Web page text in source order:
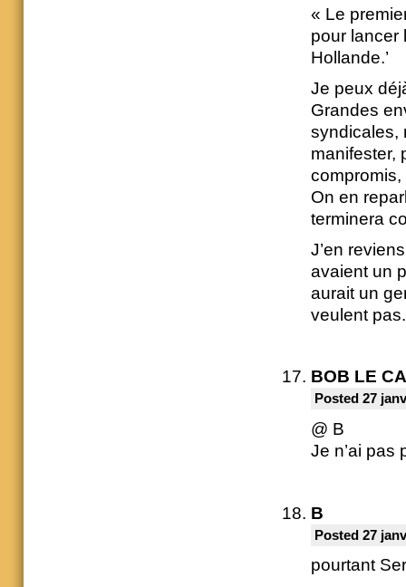
« Le
pour lancer
Hollande.’
Je peux
Grandes
syndicales,
manifester,
compromis,
On en
terminera
J’en
avaient un
aurait un
veulent pas.
BOB LE
Posted 27
@ B
Je n’ai pas
B
Posted 27
pourtant